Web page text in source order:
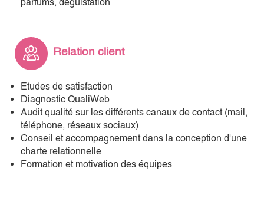
Relation client
Etudes de satisfaction
Diagnostic QualiWeb
Audit qualité sur les différents canaux de contact (mail,
téléphone, réseaux sociaux)
Conseil et accompagnement dans la conception d'une
charte relationnelle
Formation et motivation des équipes